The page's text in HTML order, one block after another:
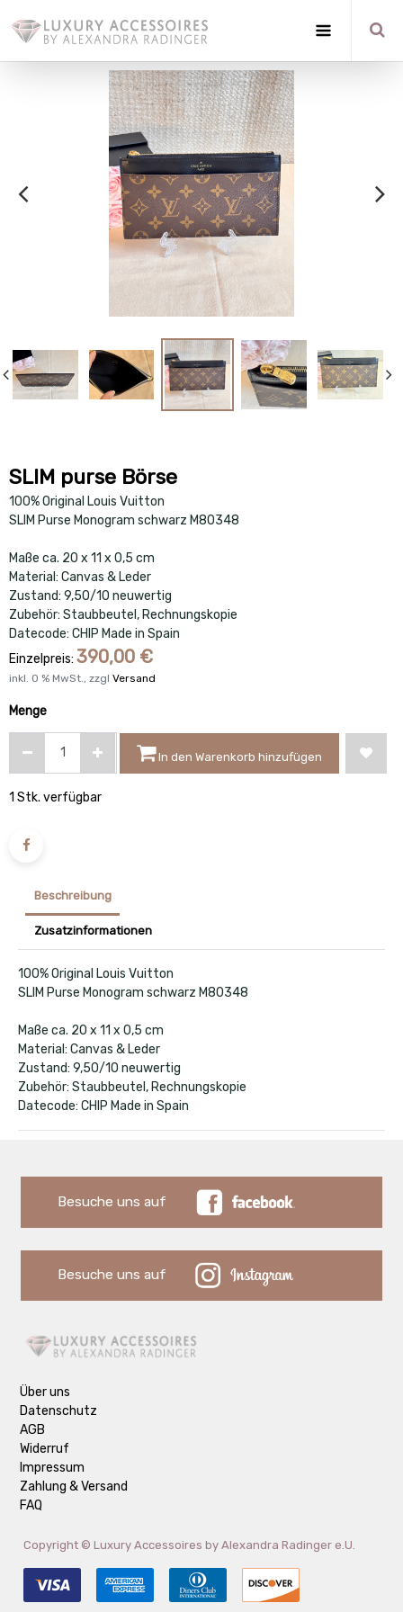
SLIM purse Börse
100% Original Louis Vuitton
SLIM Purse Monogram schwarz M80348
Maße ca. 20 x 11 x 0,5 cm
Material: Canvas & Leder
Zustand: 9,50/10 neuwertig
Zubehör: Staubbeutel, Rechnungskopie
Datecode: CHIP Made in Spain
Einzelpreis: 390,00 €
inkl. 0 % MwSt., zzgl Versand
Menge
In den Warenkorb hinzufügen
1 Stk. verfügbar
Beschreibung
Zusatzinformationen
100% Original Louis Vuitton
SLIM Purse Monogram schwarz M80348
Maße ca. 20 x 11 x 0,5 cm
Material: Canvas & Leder
Zustand: 9,50/10 neuwertig
Zubehör: Staubbeutel, Rechnungskopie
Datecode: CHIP Made in Spain
Besuche uns auf
Besuche uns auf
Über uns
Datenschutz
AGB
Widerruf
Impressum
Zahlung & Versand
FAQ
Copyright © Luxury Accessoires by Alexandra Radinger e.U.